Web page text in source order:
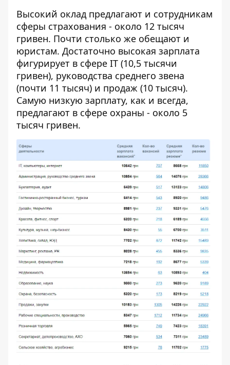
Высокий оклад предлагают и сотрудникам
сферы страхования - около 12 тысяч
гривен. Почти столько же обещают и
юристам. Достаточно высокая зарплата
фигурирует в сфере IT (10,5 тысячи
гривен), руководства среднего звена
(почти 11 тысяч) и продаж (10 тысяч).
Самую низкую зарплату, как и всегда,
предлагают в сфере охраны - около 5
тысяч гривен.